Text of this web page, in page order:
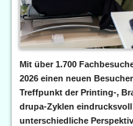
Mit über 1.700
2026 einen neuen
Treffpunkt der Printing-,
drupa-Zyklen
unterschiedliche